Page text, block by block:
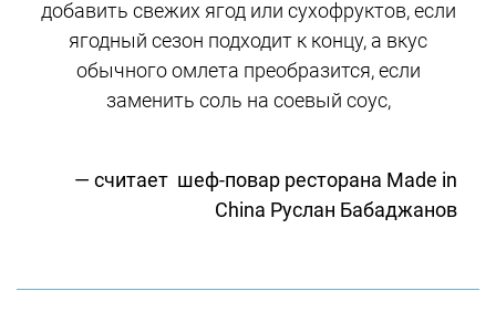
добавить свежих ягод или сухофруктов, если
ягодный сезон подходит к концу, а вкус
обычного омлета преобразится, если
заменить соль на соевый соус,
— считает шеф-повар ресторана Made in
China Руслан Бабаджанов